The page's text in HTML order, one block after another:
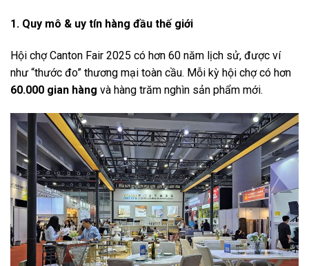
1. Quy mô & uy tín hàng đầu thế giới
Hội chợ Canton Fair 2025 có hơn 60 năm lịch sử, được ví
như “thước đo” thương mại toàn cầu. Mỗi kỳ hội chợ có hơn
60.000 gian hàng và hàng trăm nghìn sản phẩm mới.